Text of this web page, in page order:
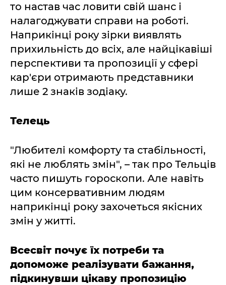
то настав час ловити свій шанс і
налагоджувати справи на роботі.
Наприкінці року зірки виявлять
прихильність до всіх, але найцікавіші
перспективи та пропозиції у сфері
кар'єри отримають представники
лише 2 знаків зодіаку.
Телець
"Любителі комфорту та стабільності,
які не люблять змін", – так про Тельців
часто пишуть гороскопи. Але навіть
цим консервативним людям
наприкінці року захочеться якісних
змін у житті.
Всесвіт почує їх потреби та
допоможе реалізувати бажання,
підкинувши цікаву пропозицію